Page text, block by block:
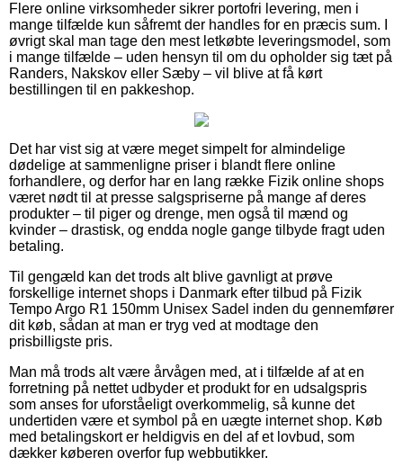
Flere online virksomheder sikrer portofri levering, men i
mange tilfælde kun såfremt der handles for en præcis sum. I
øvrigt skal man tage den mest letkøbte leveringsmodel, som
i mange tilfælde – uden hensyn til om du opholder sig tæt på
Randers, Nakskov eller Sæby – vil blive at få kørt
bestillingen til en pakkeshop.
Det har vist sig at være meget simpelt for almindelige
dødelige at sammenligne priser i blandt flere online
forhandlere, og derfor har en lang række Fizik online shops
været nødt til at presse salgspriserne på mange af deres
produkter – til piger og drenge, men også til mænd og
kvinder – drastisk, og endda nogle gange tilbyde fragt uden
betaling.
Til gengæld kan det trods alt blive gavnligt at prøve
forskellige internet shops i Danmark efter tilbud på Fizik
Tempo Argo R1 150mm Unisex Sadel inden du gennemfører
dit køb, sådan at man er tryg ved at modtage den
prisbilligste pris.
Man må trods alt være årvågen med, at i tilfælde af at en
forretning på nettet udbyder et produkt for en udsalgspris
som anses for uforståeligt overkommelig, så kunne det
undertiden være et symbol på en uægte internet shop. Køb
med betalingskort er heldigvis en del af et lovbud, som
dækker køberen overfor fup webbutikker.